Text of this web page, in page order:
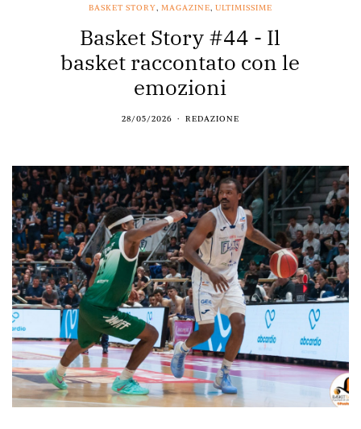
BASKET STORY, MAGAZINE, ULTIMISSIME
Basket Story #44 - Il
basket raccontato con le
emozioni
28/05/2026 REDAZIONE